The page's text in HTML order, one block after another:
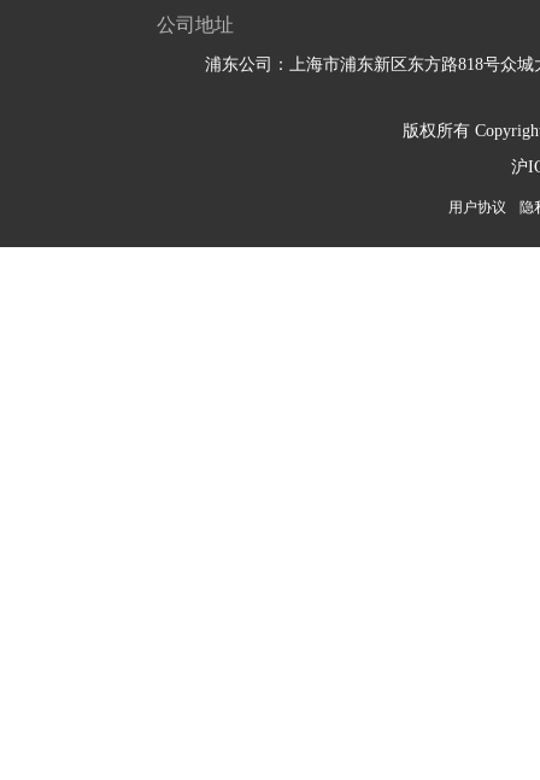
公司地址
浦东公司：上海市浦东新区东方路818号众城
版权所有
沪
用户协议 隐